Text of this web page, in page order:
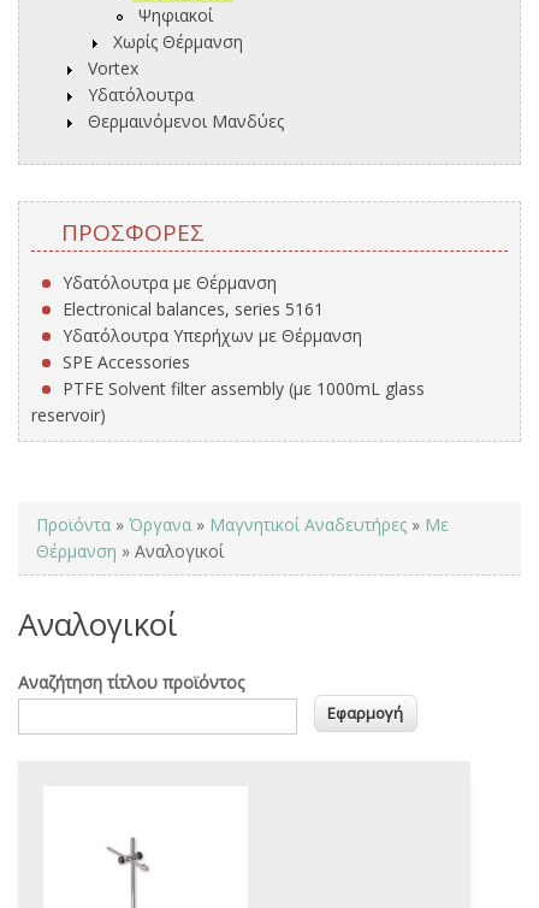
Ψηφιακοί
Χωρίς Θέρμανση
Vortex
Υδατόλουτρα
Θερμαινόμενοι Μανδύες
ΠΡΟΣΦΟΡΈΣ
Υδατόλουτρα με Θέρμανση
Electronical balances, series 5161
Υδατόλουτρα Υπερήχων με Θέρμανση
SPE Accessories
PTFE Solvent filter assembly (με 1000mL glass
reservoir)
You are here
Προϊόντα » Όργανα » Μαγνητικοί Αναδευτήρες » Με
Θέρμανση » Αναλογικοί
Αναλογικοί
Αναζήτηση τίτλου προϊόντος